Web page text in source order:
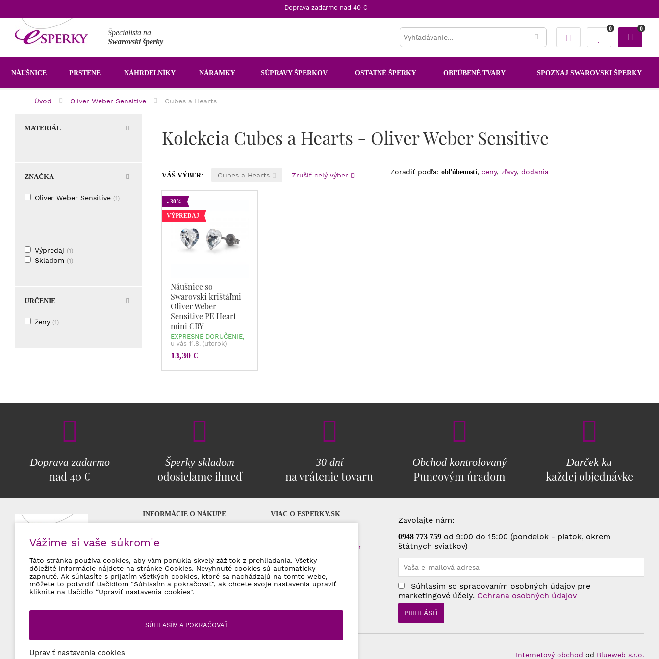
Doprava zadarmo nad 40 €
Špecialista na
Swarovski šperky
0 0
NÁUŠNICE PRSTENE NÁHRDELNÍKY NÁRAMKY SÚPRAVY ŠPERKOV OSTATNÉ ŠPERKY OBĽÚBENÉ TVARY SPOZNAJ SWAROVSKI ŠPERKY
Úvod Oliver Weber Sensitive Cubes a Hearts
MATERIÁL
ZNAČKA
Oliver Weber Sensitive (1)
Výpredaj (1)
Skladom (1)
URČENIE
ženy (1)
Kolekcia Cubes a Hearts - Oliver Weber Sensitive
VÁŠ VÝBER: Cubes a Hearts Zrušiť celý výber Zoradiť podľa: obľúbenosti, ceny, zľavy, dodania
- 30%
VÝPREDAJ
Náušnice so
Swarovski krištáľmi
Oliver Weber
Sensitive PE Heart
mini CRY
EXPRESNÉ DORUČENIE,
u vás 11.8. (utorok)
13,30 €
Doprava zadarmo
nad 40 €
Šperky skladom
odosielame ihneď
30 dní
na vrátenie tovaru
Obchod kontrolovaný
Puncovým úradom
Darček ku
každej objednávke
Špecialista naSwarovski šperky
INFORMÁCIE O NÁKUPE
Možnosti platby
Poštovné a doprava
Obchodné podmienky
Vrátenie tovaru a reklamácie
Ochrana osobných údajov
VIAC O ESPERKY.SK
Veľkoobchod a veľkoodber
Kontakty
Zavolajte nám:
0948 773 759 od 9:00 do 15:00 (pondelok - piatok, okrem
štátnych sviatkov)
Súhlasím so spracovaním osobných údajov pre
marketingové účely. Ochrana osobných údajov
© 2026 eSperky.sk Všetky práva vyhradené Internetový obchod od Blueweb s.r.o.
Vážime si vaše súkromie
Táto stránka používa cookies, aby vám ponúkla skvelý zážitok z prehliadania. Všetky
dôležité informácie nájdete na stránke Cookies. Nevyhnuté cookies sú automaticky
zapnuté. Ak súhlasíte s prijatím všetkých cookies, ktoré sa nachádzajú na tomto webe,
môžete to potvrdiť tlačidlom “Súhlasím a pokračovať", ak chcete svoje nastavenia upraviť
kliknite na tlačidlo “Upraviť nastavenia cookies".
SÚHLASÍM A POKRAČOVAŤ
Upraviť nastavenia cookies